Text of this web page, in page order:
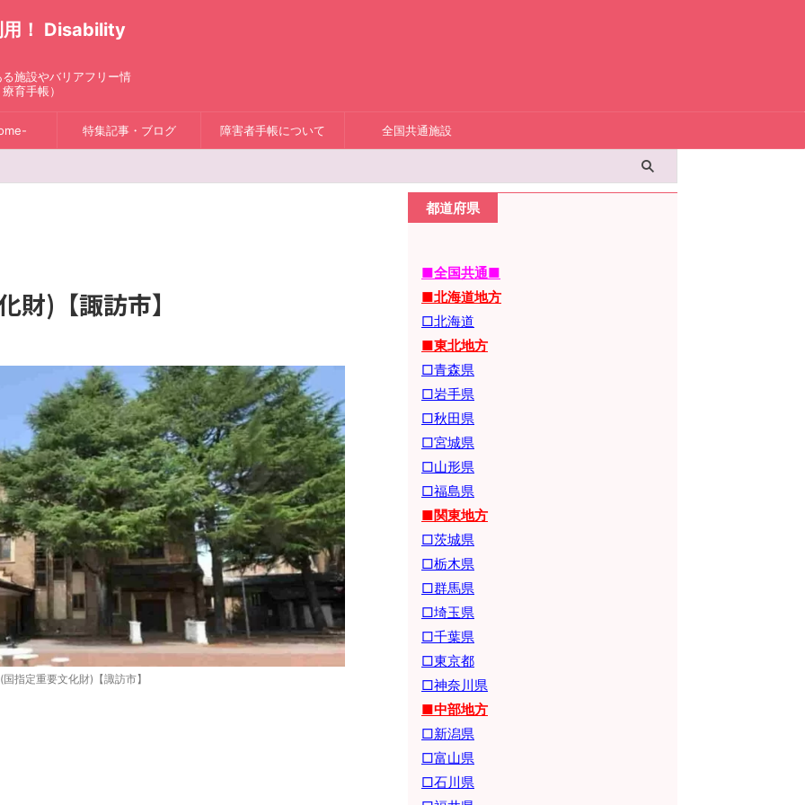
用！ Disability
施設やバリアフリー情
育手帳）
特集記事・ブログ 障害者手帳について 全国共通施設
財)【諏訪市】
指定重要文化財)【諏訪市】
都道府県
■全国共通■
■北海道地方
□北海道
■東北地方
□青森県
□岩手県
□秋田県
□宮城県
□山形県
□福島県
■関東地方
□茨城県
□栃木県
□群馬県
□埼玉県
□千葉県
□東京都
□神奈川県
■中部地方
□新潟県
□富山県
□石川県